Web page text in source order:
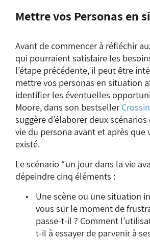
Mettre vos Personas en
Avant de commencer à réfléchir
qui pourraient satisfaire les
l’étape précédente, il peut être
mettre vos personas en situation
identifier les éventuelles
Moore, dans son bestseller
suggère d’élaborer deux
vie du persona avant et après
existé.
Le scénario “un jour dans la vie
dépeindre cinq éléments :
Une scène ou une situation
vous sur le moment de
passe-t-il ? Comment
t-il à essayer de parvenir à